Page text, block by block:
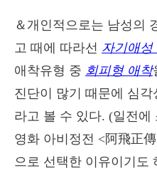
＆개인적으로는 남성의
고 때에 따라선 자기애성
애착유형 중 회피형 애착
진단이 많기 때문에 심각
라고 볼 수 있다. (일전에
영화 아비정전 <阿飛正
으로 선택한 이유이기도